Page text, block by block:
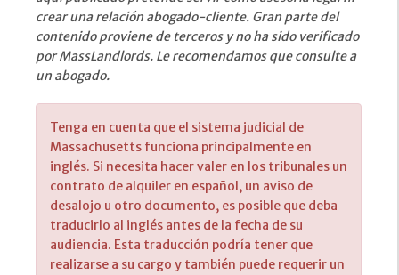
crear una relación abogado-cliente. Gran parte del
contenido proviene de terceros y no ha sido verificado
por MassLandlords. Le recomendamos que consulte a
un abogado.
Tenga en cuenta que el sistema judicial de
Massachusetts funciona principalmente en
inglés. Si necesita hacer valer en los tribunales un
contrato de alquiler en español, un aviso de
desalojo u otro documento, es posible que deba
traducirlo al inglés antes de la fecha de su
audiencia. Esta traducción podría tener que
realizarse a su cargo y también puede requerir un